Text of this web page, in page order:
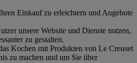
Einkauf zu erleichtern und Angebote
unsere Website und Dienste nutzen,
zu gestalten.
Kochen mit Produkten von Le Creuset
zu machen und um Sie über